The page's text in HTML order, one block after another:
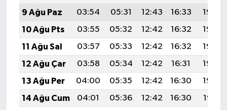
9 Ağu Paz
03:54 05:31 12:43 16:33
19:44
10 Ağu Pts
03:55 05:32 12:42 16:32
19:43
11 Ağu Sal
03:57 05:33 12:42 16:32
19:42
12 Ağu Çar
03:58 05:34 12:42 16:31
19:40
13 Ağu Per
04:00 05:35 12:42 16:30
19:39
14 Ağu Cum
04:01 05:36 12:42 16:30
19:38